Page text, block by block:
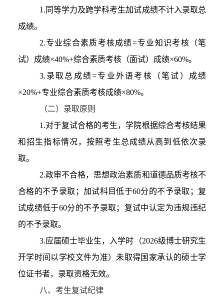
1 . 同等学力及跨学科考生加试成绩不计入录取总
成绩。
2.专业综合素质考核成绩=专业知识考核（笔
试）成绩×40%+综合素质考核（面试）成绩×60%。
3.录取总成绩=专业外语考核（笔试）成绩
×20%+专业综合素质考核成绩×80%。
（二）录取原则
1.对于复试合格的考生，学院根据综合考核结果
和招生指标情况，按照考生总成绩从高到低依次录
取。
2.政审不合格，思想政治素质和道德品质考核不
合格的不予录取；加试科目低于60分的不予录取；复
试成绩低于60分的不予录取；复试中认定为违规违纪
的不予录取。
3.应届硕士毕业生，入学时（2026级博士研究生
开学时间以学校文件为准）未取得国家承认的硕士学
位证书者，录取资格无效。
八、 考生复试纪律